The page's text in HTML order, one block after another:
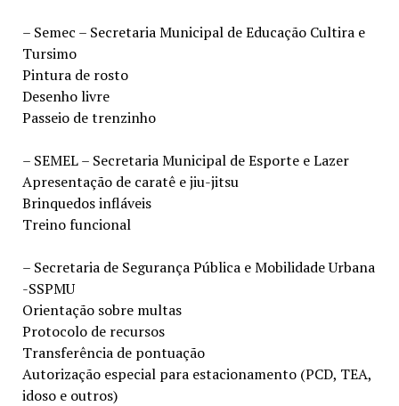
– Semec – Secretaria Municipal de Educação Cultira e
Tursimo
Pintura de rosto
Desenho livre
Passeio de trenzinho
– SEMEL – Secretaria Municipal de Esporte e Lazer
Apresentação de caratê e jiu-jitsu
Brinquedos infláveis
Treino funcional
– Secretaria de Segurança Pública e Mobilidade Urbana
-SSPMU
Orientação sobre multas
Protocolo de recursos
Transferência de pontuação
Autorização especial para estacionamento (PCD, TEA,
idoso e outros)